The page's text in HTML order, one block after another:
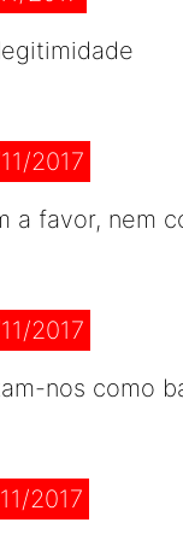
2017
a favor, nem
2017
nos como
2017